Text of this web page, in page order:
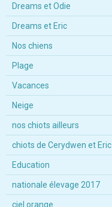
Dreams et Odie
Dreams et Eric
Nos chiens
Plage
Vacances
Neige
nos chiots ailleurs
chiots de Cerydwen et Eric
Education
nationale élevage 2017
ciel orange